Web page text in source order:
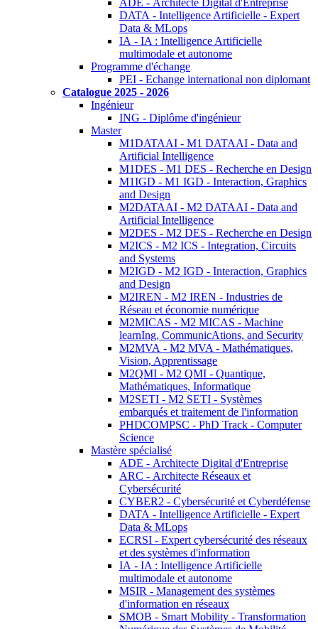
ADE - Architecte Digital d'Entreprise
DATA - Intelligence Artificielle - Expert
Data & MLops
IA - IA : Intelligence Artificielle
multimodale et autonome
Programme d'échange
PEI - Echange international non diplomant
Catalogue 2025 - 2026
Ingénieur
ING - Diplôme d'ingénieur
Master
M1DATAAI - M1 DATAAI - Data and
Artificial Intelligence
M1DES - M1 DES - Recherche en Design
M1IGD - M1 IGD - Interaction, Graphics
and Design
M2DATAAI - M2 DATAAI - Data and
Artificial Intelligence
M2DES - M2 DES - Recherche en Design
M2ICS - M2 ICS - Integration, Circuits
and Systems
M2IGD - M2 IGD - Interaction, Graphics
and Design
M2IREN - M2 IREN - Industries de
Réseau et économie numérique
M2MICAS - M2 MICAS - Machine
learnIng, CommunicAtions, and Security
M2MVA - M2 MVA - Mathématiques,
Vision, Apprentissage
M2QMI - M2 QMI - Quantique,
Mathématiques, Informatique
M2SETI - M2 SETI - Systèmes
embarqués et traitement de l'information
PHDCOMPSC - PhD Track - Computer
Science
Mastère spécialisé
ADE - Architecte Digital d'Entreprise
ARC - Architecte Réseaux et
Cybersécurité
CYBER2 - Cybersécurité et Cyberdéfense
DATA - Intelligence Artificielle - Expert
Data & MLops
ECRSI - Expert cybersécurité des réseaux
et des systèmes d'information
IA - IA : Intelligence Artificielle
multimodale et autonome
MSIR - Management des systèmes
d'information en réseaux
SMOB - Smart Mobility - Transformation